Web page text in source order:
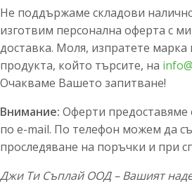
Не поддържаме складови
изготвим персонална оферта с
доставка. Моля, изпратете
продукта, който търсите, на
Очакваме Вашето запитване!
Внимание: Оферти предоставяме
по e-mail. По телефон можем да
проследяване на поръчки и при
Джи Ти Съплай ООД – Вашият